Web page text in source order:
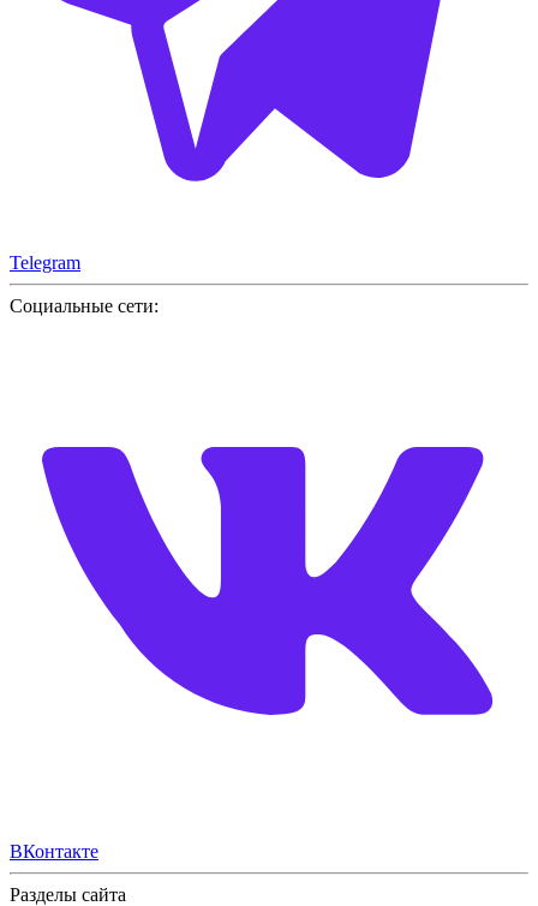
Telegram
Социальные сети:
ВКонтакте
Разделы сайта